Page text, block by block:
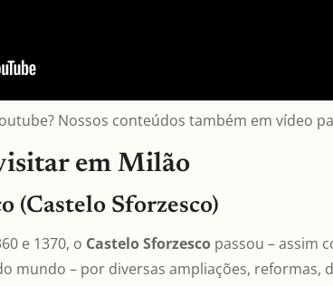
Nossos conteúdos também em vídeo
em Milão
(Castelo Sforzesco)
e 1370, o Castelo Sforzesco passou – assim
mundo – por diversas ampliações, reformas,